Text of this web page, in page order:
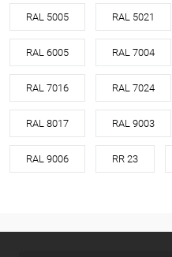
RAL 5005 RAL 5021
RAL 6005 RAL 7004
RAL 7016 RAL 7024
RAL 8017 RAL 9003
RAL 9006 RR 23